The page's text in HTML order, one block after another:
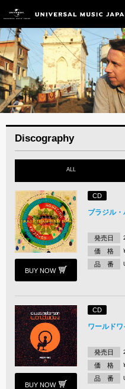
Discography
ALL
BUY NOW
CD
ブラジル
発売日
価 格
品 番
BUY NOW
CD
ワールドワ
発売日
価 格
品 番